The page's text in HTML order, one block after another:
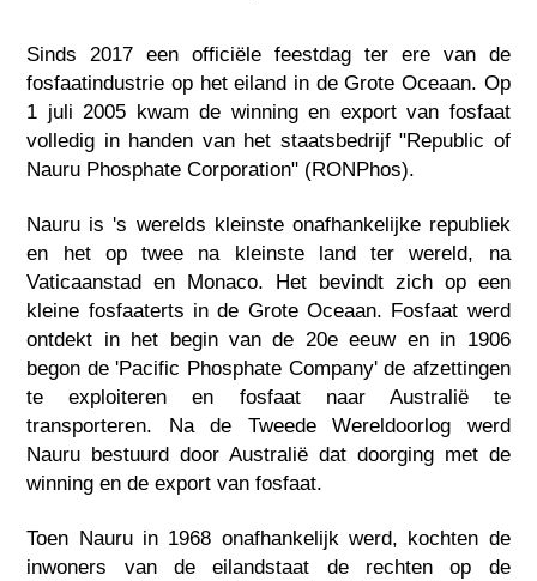
Sinds 2017 een officiële feestdag ter ere van de
fosfaatindustrie op het eiland in de Grote Oceaan. Op
1 juli 2005 kwam de winning en export van fosfaat
volledig in handen van het staatsbedrijf "Republic of
Nauru Phosphate Corporation" (RONPhos).
Nauru is 's werelds kleinste onafhankelijke republiek
en het op twee na kleinste land ter wereld, na
Vaticaanstad en Monaco. Het bevindt zich op een
kleine fosfaaterts in de Grote Oceaan. Fosfaat werd
ontdekt in het begin van de 20e eeuw en in 1906
begon de 'Pacific Phosphate Company' de afzettingen
te exploiteren en fosfaat naar Australië te
transporteren. Na de Tweede Wereldoorlog werd
Nauru bestuurd door Australië dat doorging met de
winning en de export van fosfaat.
Toen Nauru in 1968 onafhankelijk werd, kochten de
inwoners van de eilandstaat de rechten op de